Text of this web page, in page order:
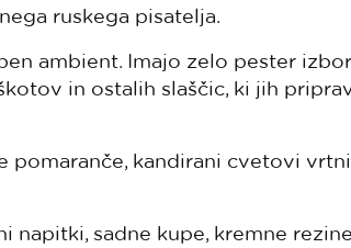
ruskega pisatelja.
ambient. Imajo zelo pester
in ostalih slaščic, ki jih
pomaranče, kandirani cvetovi
napitki, sadne kupe, kremne